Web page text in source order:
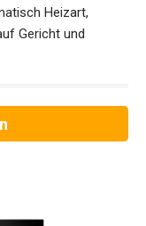
Heizart,
Gericht und